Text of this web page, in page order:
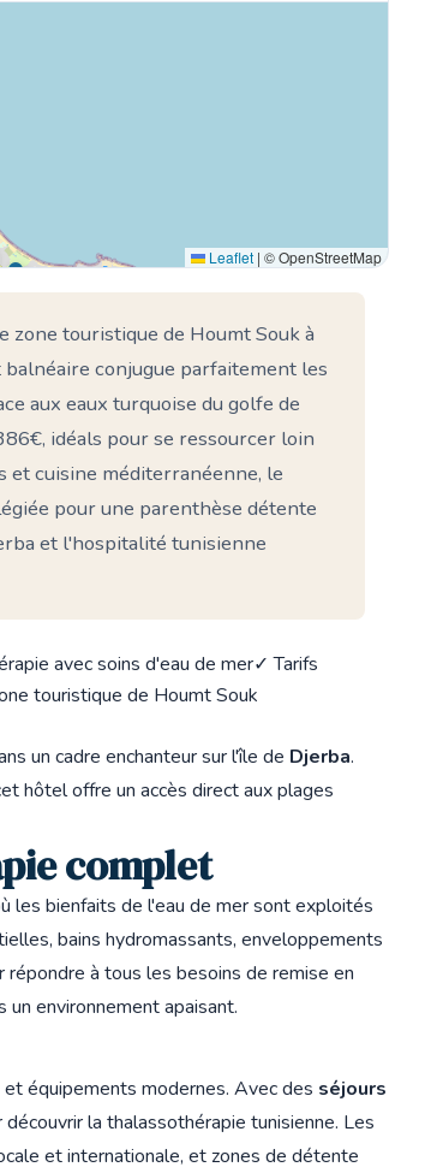
🏨
Leaflet | © OpenStreetMap
zone touristique de Houmt Souk à
conjugue parfaitement les
aux eaux turquoise du golfe de
idéals pour se ressourcer loin
et cuisine méditerranéenne, le
pour une parenthèse détente
et l'hospitalité tunisienne
avec soins d'eau de mer✓ Tarifs
touristique de Houmt Souk
un cadre enchanteur sur l'île de Djerba.
hôtel offre un accès direct aux plages
complet
les bienfaits de l'eau de mer sont exploités
bains hydromassants, enveloppements
à tous les besoins de remise en
environnement apaisant.
équipements modernes. Avec des séjours
la thalassothérapie tunisienne. Les
et internationale, et zones de détente